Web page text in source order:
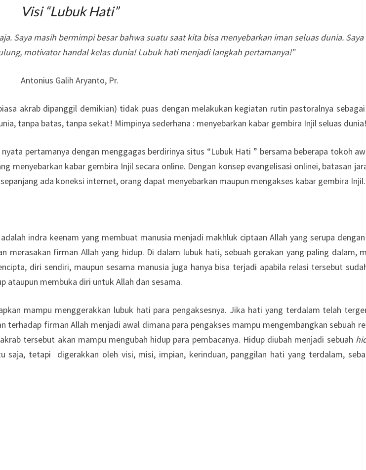
Visi “Lubuk Hati”
Saya masih bermimpi besar bahwa suatu saat kita bisa menyebarkan iman seluas dunia. Saya
motivator handal kelas dunia! Lubuk hati menjadi langkah pertamanya!”
Antonius Galih Aryanto, Pr.
akrab dipanggil demikian) tidak puas dengan melakukan kegiatan rutin pastoralnya
tanpa batas, tanpa sekat! Mimpinya sederhana : menyebarkan kabar gembira Injil seluas
pertamanya dengan menggagas berdirinya situs “Lubuk Hati ” bersama beberapa tokoh
menyebarkan kabar gembira Injil secara online. Dengan konsep evangelisasi onlinei, batasan
ada koneksi internet, orang dapat menyebarkan maupun mengakses kabar gembira Injil.
indra keenam yang membuat manusia menjadi makhluk ciptaan Allah yang serupa
merasakan firman Allah yang hidup. Di dalam lubuk hati, sebuah gerakan yang paling dalam,
diri sendiri, maupun sesama manusia juga hanya bisa terjadi apabila relasi tersebut
ataupun membuka diri untuk Allah dan sesama.
mampu menggerakkan lubuk hati para pengaksesnya. Jika hati yang terdalam telah
firman Allah menjadi awal dimana para pengakses mampu mengembangkan sebuah
tersebut akan mampu mengubah hidup para pembacanya. Hidup diubah menjadi sebuah
tetapi digerakkan oleh visi, misi, impian, kerinduan, panggilan hati yang terdalam,